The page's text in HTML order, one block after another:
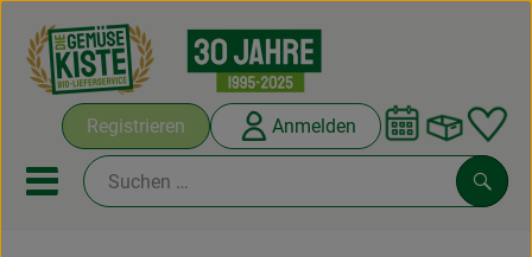
Registrieren Anmelden
Mobiles Menu öffnen oder